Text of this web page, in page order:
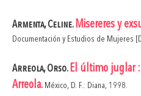
Armenta, Celine.Misereres y
Documentación y Estudios de Mujeres
Arreola, Orso.El último juglar :
Arreola. México, D. F.: Diana, 1998.